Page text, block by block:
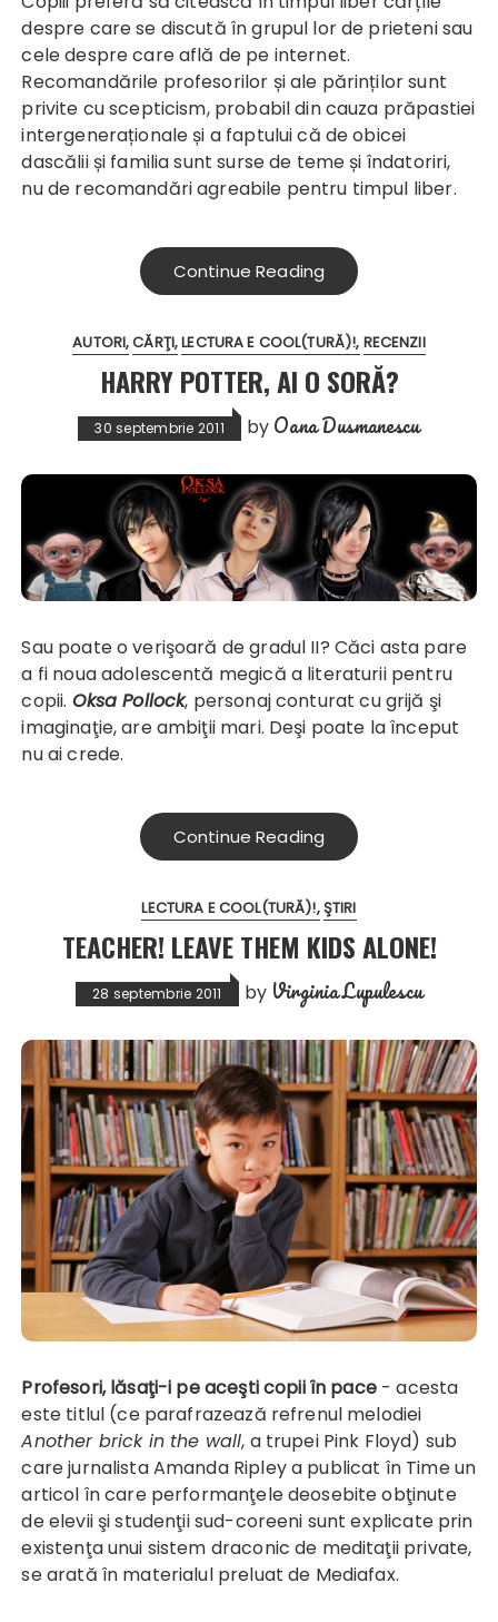
despre care se discută în grupul lor de prieteni sau
cele despre care află de pe internet.
Recomandările profesorilor și ale părinților sunt
privite cu scepticism, probabil din cauza prăpastiei
intergeneraționale și a faptului că de obicei
dascălii și familia sunt surse de teme și îndatoriri,
nu de recomandări agreabile pentru timpul liber.
Continue Reading
AUTORI CĂRŢI LECTURA E COOL(TURĂ)! RECENZII
HARRY POTTER, AI O SORĂ?
30 septembrie 2011 by Oana Dusmanescu
Sau poate o verişoară de gradul II? Căci asta pare
a fi noua adolescentă megică a literaturii pentru
copii. Oksa Pollock, personaj conturat cu grijă şi
imaginaţie, are ambiţii mari. Deşi poate la început
nu ai crede.
Continue Reading
LECTURA E COOL(TURĂ)! ŞTIRI
TEACHER! LEAVE THEM KIDS ALONE!
28 septembrie 2011 by Virginia Lupulescu
Profesori, lăsaţi-i pe aceşti copii în pace- acesta
este titlul (ce parafrazează refrenul melodiei
Another brick in the wall, a trupei Pink Floyd) sub
care jurnalistaAmanda Ripleya publicat în Time un
articol în care performanţele deosebite obţinute
de elevii şi studenţii sud-coreeni sunt explicate prin
existenţa unui sistem draconic de meditaţii private,
se arată în materialul preluat de Mediafax.